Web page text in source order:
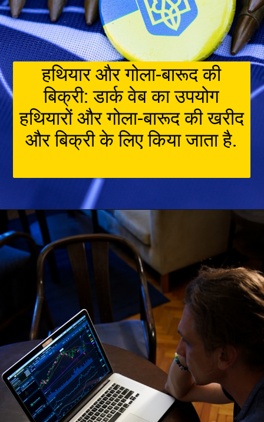
हथियार और गोला-बारूद की
बिक्री: डार्क वेब का उपयोग
हथियारों और गोला-बारूद की खरीद
और बिक्री के लिए किया जाता है.